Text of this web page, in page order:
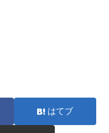
はてブ